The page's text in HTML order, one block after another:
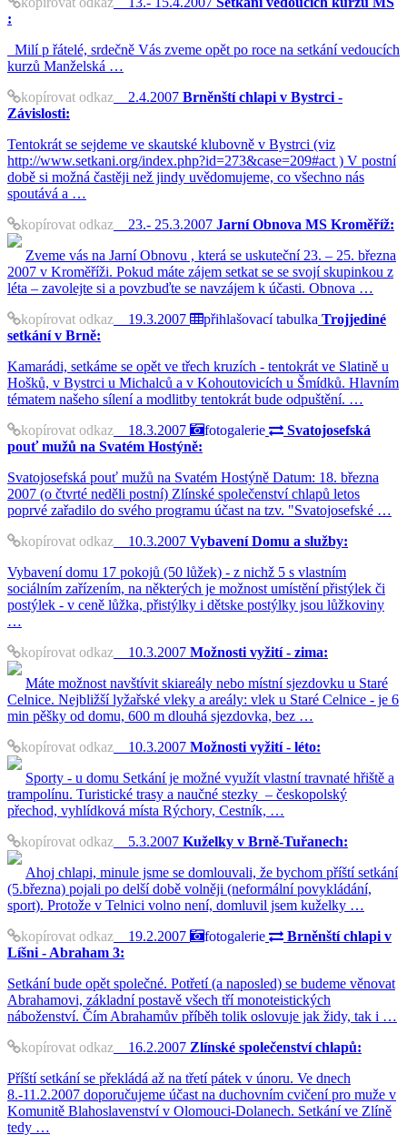
:
Milí p řátelé, srdečně Vás zveme opět po roce na setkání vedoucích
kurzů Manželská …
kopírovat odkaz 2.4.2007 Brněnští chlapi v Bystrci -
Závislosti:
Tentokrát se sejdeme ve skautské klubovně v Bystrci (viz
http://www.setkani.org/index.php?id=273&case=209#act ) V postní
době si možná častěji než jindy uvědomujeme, co všechno nás
spoutává a …
kopírovat odkaz 23.- 25.3.2007 Jarní Obnova MS Kroměříž:
Zveme vás na Jarní Obnovu , která se uskuteční 23. – 25. března
2007 v Kroměříži. Pokud máte zájem setkat se se svojí skupinkou z
léta – zavolejte si a povzbuďte se navzájem k účasti. Obnova …
kopírovat odkaz 19.3.2007 přihlašovací tabulka Trojjediné
setkání v Brně:
Kamarádi, setkáme se opět ve třech kruzích - tentokrát ve Slatině u
Hošků, v Bystrci u Michalců a v Kohoutovicích u Šmídků. Hlavním
tématem našeho sílení a modlitby tentokrát bude odpuštění. …
kopírovat odkaz 18.3.2007 fotogalerie
Svatojosefská
pouť mužů na Svatém Hostýně:
Svatojosefská pouť mužů na Svatém Hostýně Datum: 18. března
2007 (o čtvrté neděli postní) Zlínské společenství chlapů letos
poprvé zařadilo do svého programu účast na tzv. "Svatojosefské …
kopírovat odkaz 10.3.2007 Vybavení Domu a služby:
Vybavení domu 17 pokojů (50 lůžek) - z nichž 5 s vlastním
sociálním zařízením, na některých je možnost umístění přistýlek či
postýlek - v ceně lůžka, přistýlky i dětske postýlky jsou lůžkoviny
…
kopírovat odkaz 10.3.2007 Možnosti vyžití - zima:
Máte možnost navštívit skiareály nebo místní sjezdovku u Staré
Celnice. Nejbližší lyžařské vleky a areály: vlek u Staré Celnice - je 6
min pěšky od domu, 600 m dlouhá sjezdovka, bez …
kopírovat odkaz 10.3.2007 Možnosti vyžití - léto:
Sporty - u domu Setkání je možné využít vlastní travnaté hřiště a
trampolínu. Turistické trasy a naučné stezky – českopolský
přechod, vyhlídková místa Rýchory, Cestník, …
kopírovat odkaz 5.3.2007 Kuželky v Brně-Tuřanech:
Ahoj chlapi, minule jsme se domlouvali, že bychom příští setkání
(5.března) pojali po delší době volněji (neformální povykládání,
sport). Protože v Telnici volno není, domluvil jsem kuželky …
kopírovat odkaz 19.2.2007 fotogalerie
Brněnští chlapi v
Líšni - Abraham 3:
Setkání bude opět společné. Potřetí (a naposled) se budeme věnovat
Abrahamovi, základní postavě všech tří monoteistických
náboženství. Čím Abrahamův příběh tolik oslovuje jak židy, tak i …
kopírovat odkaz 16.2.2007 Zlínské společenství chlapů:
Příští setkání se překládá až na třetí pátek v únoru. Ve dnech
8.-11.2.2007 doporučujeme účast na duchovním cvičení pro muže v
Komunitě Blahoslavenství v Olomouci-Dolanech. Setkání ve Zlíně
tedy …